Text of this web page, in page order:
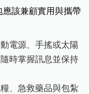
該兼顧實用與攜帶
電源、手搖或太陽
時掌握訊息並保持
糧、急救藥品與包紮